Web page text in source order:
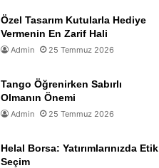
Özel Tasarım Kutularla Hediye
Vermenin En Zarif Hali
Admin 25 Temmuz 2026
Tango Öğrenirken Sabırlı
Olmanın Önemi
Admin 25 Temmuz 2026
Helal Borsa: Yatırımlarınızda Etik
Seçim